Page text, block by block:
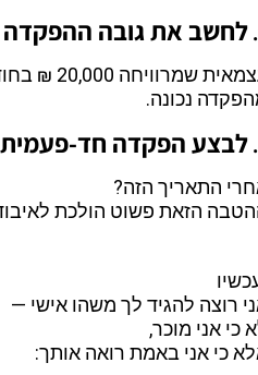
לחשב את גובה ההפקדה
שמרוויחה 20,000 ₪ בחודש יכולה לקבל
נכונה.
לבצע הפקדה חד-פעמית לפני
התאריך הזה?
הזאת פשוט הולכת
רוצה להגיד לך משהו אישי —
כי אני מוכר,
כי אני באמת רואה אותך: